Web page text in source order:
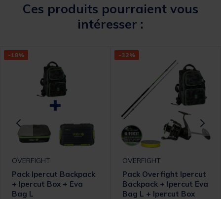
Ces produits pourraient vous
intéresser :
-18%
OVERFIGHT
Pack Ipercut Backpack
+ Ipercut Box + Eva
Bag L
-32%
OVERFIGHT
Pack Overfight Ipercut
Backpack + Ipercut Eva
Bag L + Ipercut Box